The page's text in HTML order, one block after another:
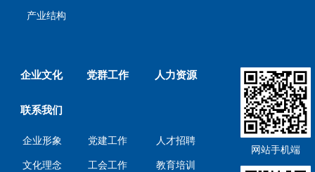
产业结构
党建工作
工会工作
人才招聘
教育培训
企业形象
文化理念
企业文化 党群工作 人力资源
联系我们
网站手机端